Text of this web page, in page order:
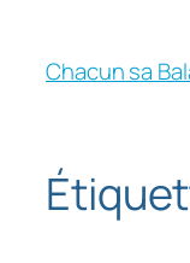
Chacun sa